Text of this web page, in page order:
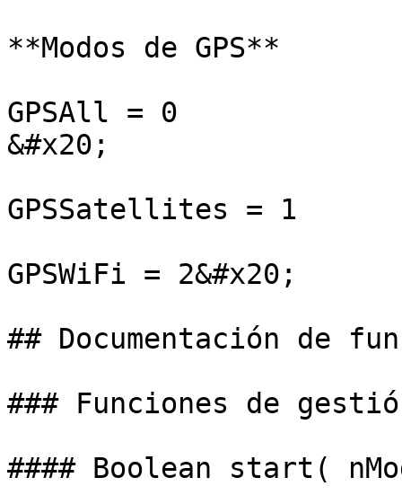
**Modos de GPS**
GPSAll = 0
&#x20;
GPSSatellites = 1
GPSWiFi = 2&#x20;
## Documentación de
### Funciones de
#### Boolean start(